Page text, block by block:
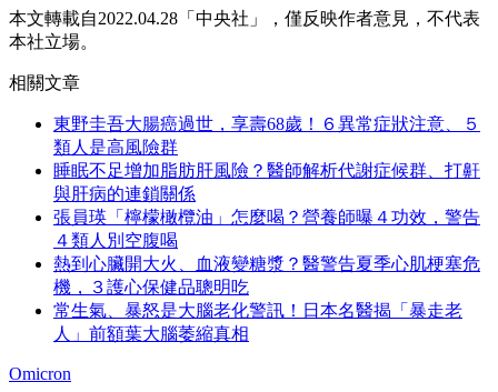
本文轉載自2022.04.28「中央社」，僅反映作者意見，不代表
本社立場。
相關文章
東野圭吾大腸癌過世，享壽68歲！６異常症狀注意、５
類人是高風險群
睡眠不足增加脂肪肝風險？醫師解析代謝症候群、打鼾
與肝病的連鎖關係
張員瑛「檸檬橄欖油」怎麼喝？營養師曝４功效，警告
４類人別空腹喝
熱到心臟開大火、血液變糖漿？醫警告夏季心肌梗塞危
機，３護心保健品聰明吃
常生氣、暴怒是大腦老化警訊！日本名醫揭「暴走老
人」前額葉大腦萎縮真相
Omicron